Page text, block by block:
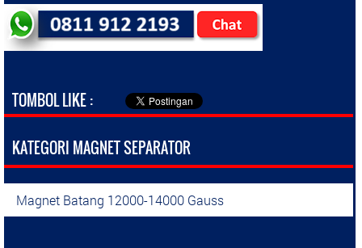
TOMBOL LIKE :
KATEGORI MAGNET SEPARATOR
Magnet Batang 12000-14000 Gauss